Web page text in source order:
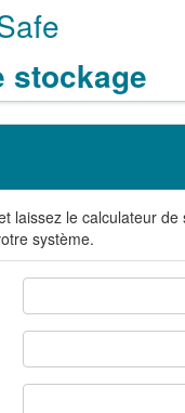
stockage
laissez le calculateur
système.